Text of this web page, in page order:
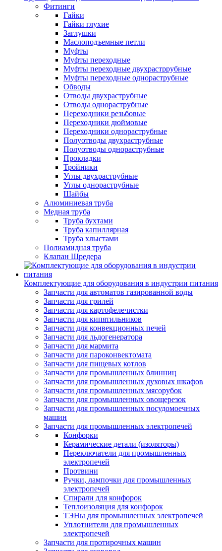
Фитинги
Гайки
Гайки глухие
Заглушки
Маслоподъемные петли
Муфты
Муфты переходные
Муфты переходные двухрастррубные
Муфты переходные однораструбные
Обводы
Отводы двухраструбные
Отводы однораструбные
Переходники резьбовые
Переходники дюймовые
Переходники однораструбные
Полуотводы двухраструбные
Полуотводы однораструбные
Прокладки
Тройники
Углы двухраструбные
Углы однораструбные
Шайбы
Алюминиевая труба
Медная труба
Труба бухтами
Труба капиллярная
Труба хлыстами
Полиамидная труба
Клапан Шредера
Комплектующие для оборудования в индустрии питания
Запчасти для автоматов газированной воды
Запчасти для грилей
Запчасти для картофелечистки
Запчасти для кипятильников
Запчасти для конвекционных печей
Запчасти для льдогенератора
Запчасти для мармита
Запчасти для пароконвектомата
Запчасти для пищевых котлов
Запчасти для промышленных блинниц
Запчасти для промышленных духовых шкафов
Запчасти для промышленных мясорубок
Запчасти для промышленных овощерезок
Запчасти для промышленных посудомоечных
машин
Запчасти для промышленных электропечей
Конфорки
Керамические детали (изоляторы)
Переключатели для промышленных
электропечей
Протвини
Ручки, лампочки для промышленных
электропечей
Спирали для конфорок
Теплоизоляция для конфорок
ТЭНы для промышленных электропечей
Уплотнители для промышленных
электропечей
Запчасти для протирочных машин